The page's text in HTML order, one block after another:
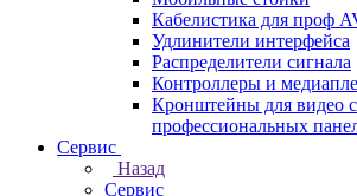
Кабелистика для проф
Удлинители интерфейса
Распределители сигнала
Контроллеры и
Кронштейны для видео
профессиональных
Сервис
Назад
Сервис